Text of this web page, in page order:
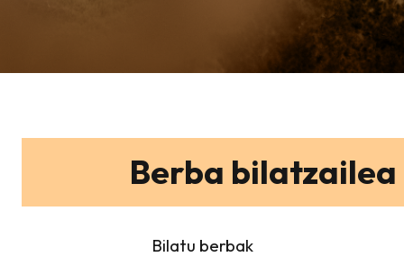
Berba bilatzailea
Bilatu berbak